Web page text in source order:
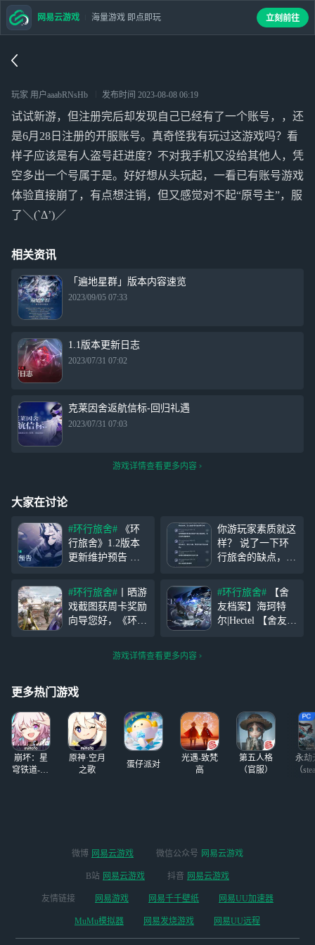
玩家 用户aaabRNsHb 发布时间 2023-08-08 06:19
试试新游，但注册完后却发现自己已经有了一个账号，，还
是6月28日注册的开服账号。真奇怪我有玩过这游戏吗？看
样子应该是有人盗号赶进度？不对我手机又没给其他人，凭
空多出一个号属于是。好好想从头玩起，一看已有账号游戏
体验直接崩了，有点想注销，但又感觉对不起“原号主”，服
了＼(`Δ’)／
相关资讯
「遍地星群」版本内容速览
2023/09/05 07:33
1.1版本更新日志
2023/07/31 07:02
克莱因舍返航信标-回归礼遇
2023/07/31 07:03
游戏详情查看更多内容
大家在讨论
#环行旅舍# 《环
行旅舍》1.2版本
更新维护预告 向
舍》将于近期开启
版本更新维护，维
护完成后，《环行
旅舍》将进入1.2
群」。 维护期
务，向导无法登录
和体验游
你游玩家素质就这
样？ 说了一下环
行旅舍的缺点，以
度，也没说抄袭，
结果有条狗循着味
儿来了？ 笑死，
结果到最后自己也
#环行旅舍# 丨晒游
戏截图获周卡奖励
向导您好，《环行
开启。车车为大家
争取了开服限定福
参加吧！ 在本条
【游戏内的游玩截
图】即视为参与成
功！ 注：搜索
#环行旅舍#
友档案】海珂特
尔|Hectel 【舍友档
轻抚头颅的力道
下，海奎特曾做了
一
游戏详情查看更多内容
更多热门游戏
崩坏：星
穹铁道-4.4
原神·空月
之歌
蛋仔派对
光遇-致梵
高
第五人格
（官服）
永劫
（
网易云游戏 海量游戏 即点即玩 立刻前往
微博 网易云游戏 微信公众号 网易云游戏
B站 网易云游戏 抖音 网易云游戏
友情链接 网易游戏 网易千千壁纸 网易UU加速器
MuMu模拟器 网易发烧游戏 网易UU远程